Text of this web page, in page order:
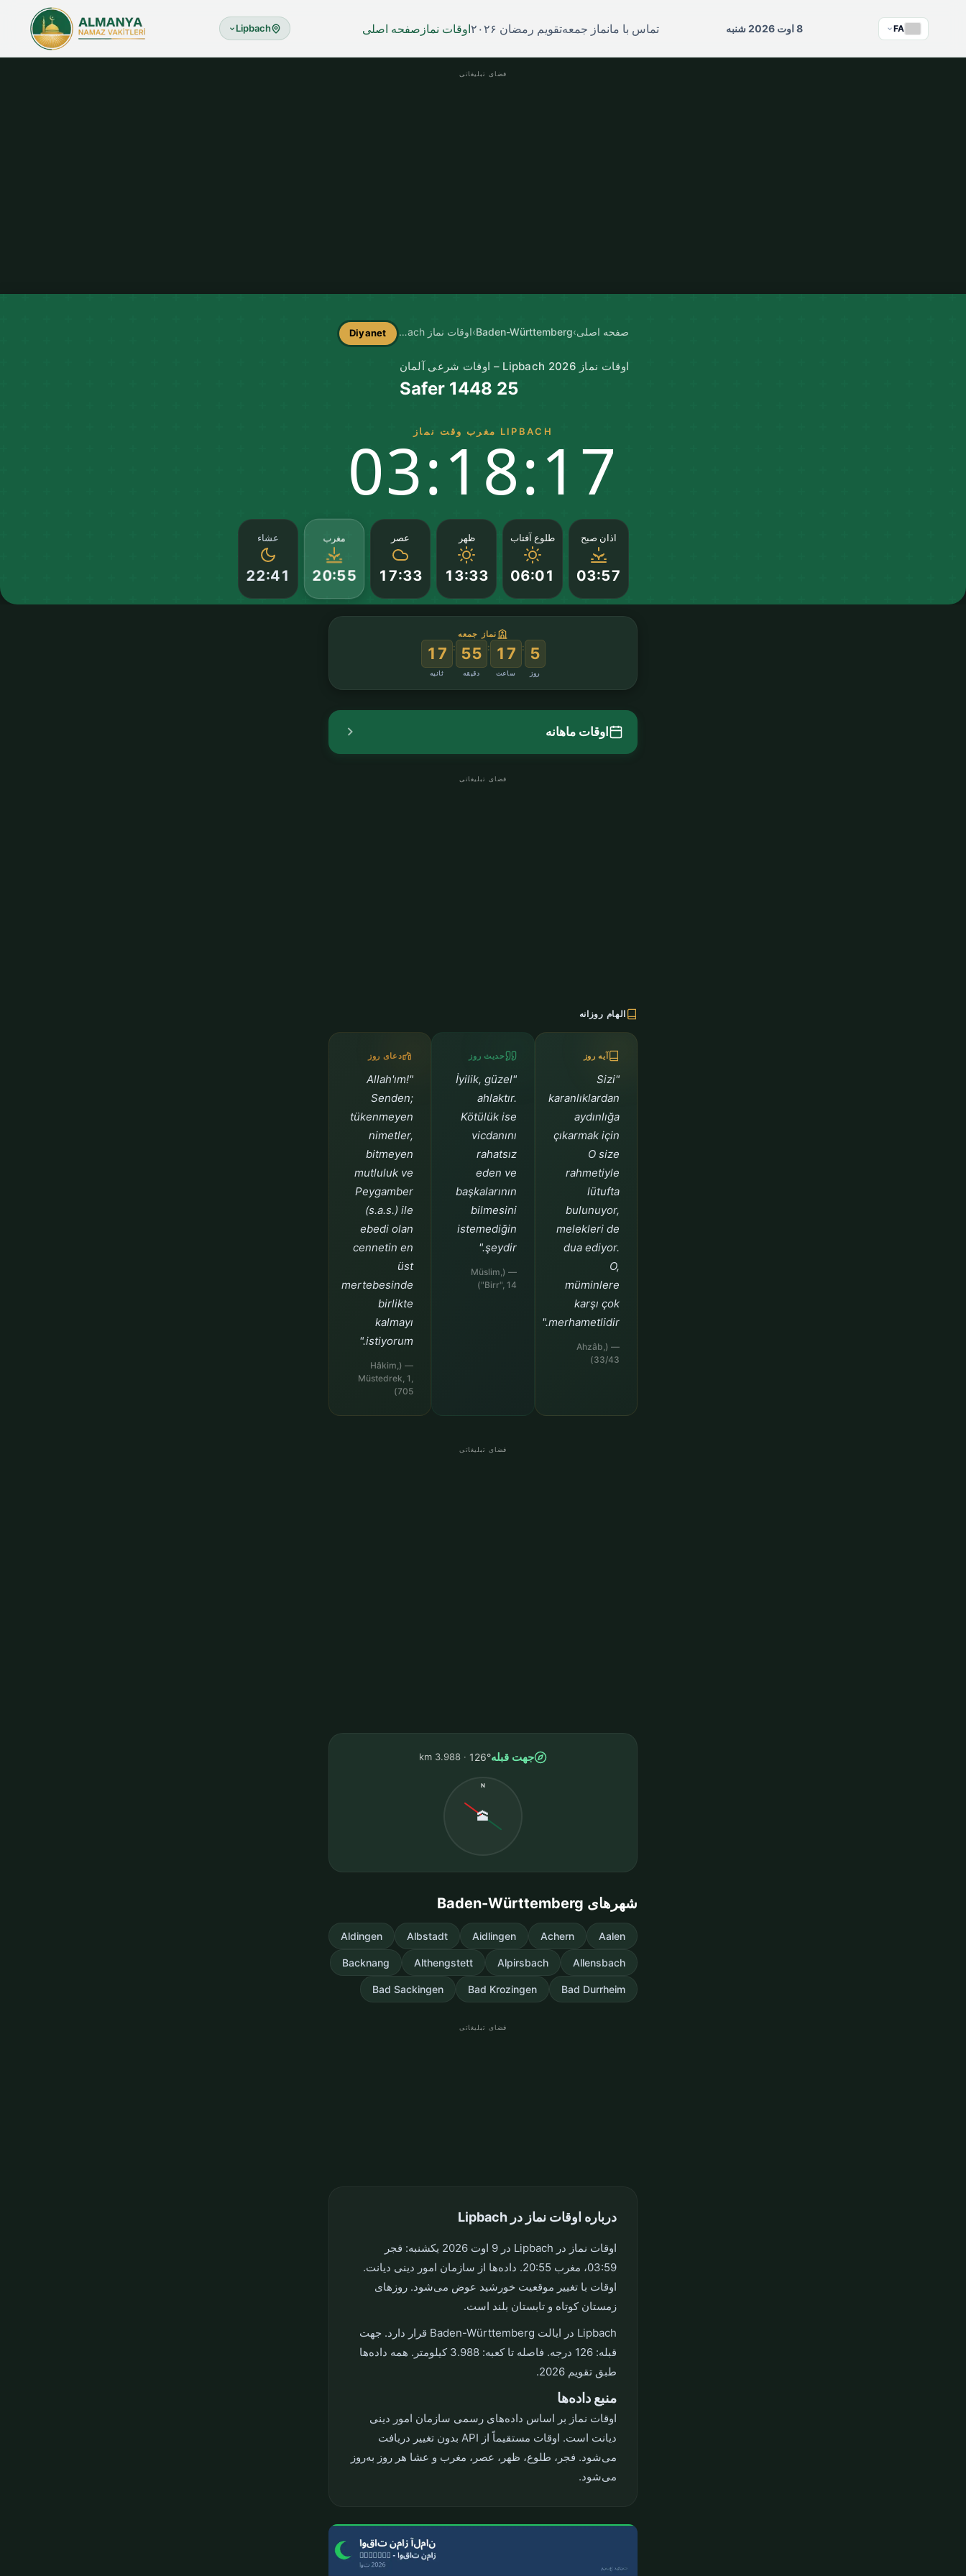
Lipbach صفحه اصلی اوقات نماز تقویم رمضان ۲۰۲۶نماز جمعهتماس با ما 8 اوت 2026 شنبه FA
فضای تبلیغاتی
صفحه اصلی›
Baden-Württemberg
› اوقات نماز Lipbach Diyanet
اوقات نماز Lipbach 2026 – اوقات شرعی آلمان
25 Safer 1448
LIPBACH مغرب وقت نماز
03:18:16
اذان صبح
03:57
طلوع آفتاب
06:01
ظهر
13:33
عصر
17:33
مغرب
20:55
عشاء
22:41
نماز جمعه
5
روز
:
17
ساعت
:
55
دقیقه
:
16
ثانیه
اوقات ماهانه
فضای تبلیغاتی
الهام روزانه
آیه روز
"Sizi
karanlıklardan
aydınlığa
çıkarmak için
O size
rahmetiyle
lütufta
bulunuyor,
melekleri de
dua ediyor.
O,
müminlere
karşı çok
merhametlidir."
— (Ahzâb,
33/43)
حدیث روز
"İyilik, güzel
ahlaktır.
Kötülük ise
vicdanını
rahatsız
eden ve
başkalarının
bilmesini
istemediğin
şeydir."
— (Müslim,
"Birr", 14)
دعای روز
"Allah'ım!
Senden;
tükenmeyen
nimetler,
bitmeyen
mutluluk ve
Peygamber
(s.a.s.) ile
ebedi olan
cennetin en
üst
mertebesinde
birlikte
kalmayı
istiyorum."
— (Hâkim,
Müstedrek, 1,
705)
فضای تبلیغاتی
جهت قبله126°
3.988 km
N
🕋
شهرهای Baden-Württemberg
Aalen
Achern
Aidlingen
Albstadt
Aldingen
Allensbach
Alpirsbach
Althengstett
Backnang
Bad Durrheim
Bad Krozingen
Bad Sackingen
فضای تبلیغاتی
درباره اوقات نماز در Lipbach
اوقات نماز در Lipbach در 9 اوت 2026 یکشنبه: فجر
03:59، مغرب 20:55. داده‌ها از سازمان امور دینی دیانت.
اوقات با تغییر موقعیت خورشید عوض می‌شود. روزهای
زمستان کوتاه و تابستان بلند است.
Lipbach در ایالت Baden-Württemberg قرار دارد. جهت
قبله: 126 درجه. فاصله تا کعبه: 3.988 کیلومتر. همه داده‌ها
طبق تقویم 2026.
منبع داده‌ها
اوقات نماز بر اساس داده‌های رسمی سازمان امور دینی
دیانت است. اوقات مستقیماً از API بدون تغییر دریافت
می‌شود. فجر، طلوع، ظهر، عصر، مغرب و عشا هر روز به‌روز
می‌شود.